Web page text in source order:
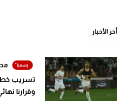
أخر الأخبار
تسريب
وقرارنا